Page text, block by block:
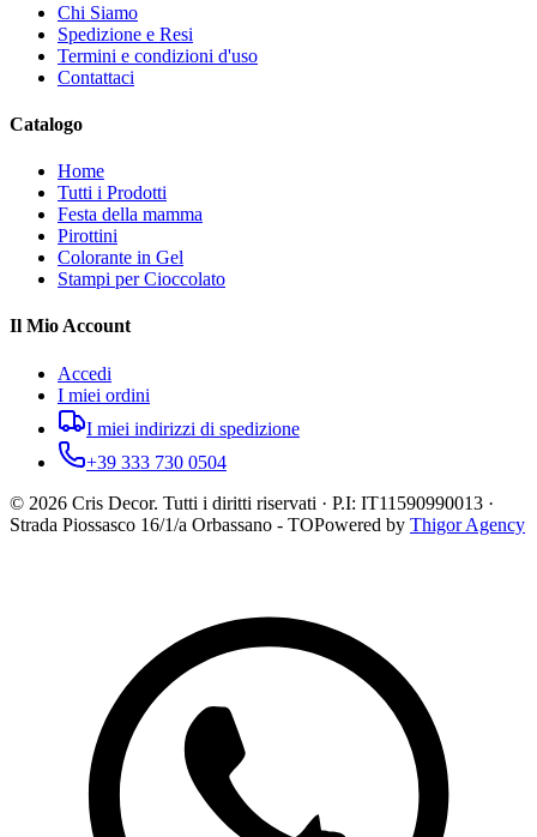
Chi Siamo
Spedizione e Resi
Termini e condizioni d'uso
Contattaci
Catalogo
Home
Tutti i Prodotti
Festa della mamma
Pirottini
Colorante in Gel
Stampi per Cioccolato
Il Mio Account
Accedi
I miei ordini
I miei indirizzi di spedizione
+39 333 730 0504
© 2026 Cris Decor. Tutti i diritti riservati · P.I: IT11590990013 ·
Strada Piossasco 16/1/a Orbassano - TOPowered by Thigor Agency